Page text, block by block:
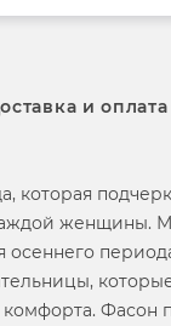
и оплата
которая
женщины.
осеннего
комфорта. Фасон